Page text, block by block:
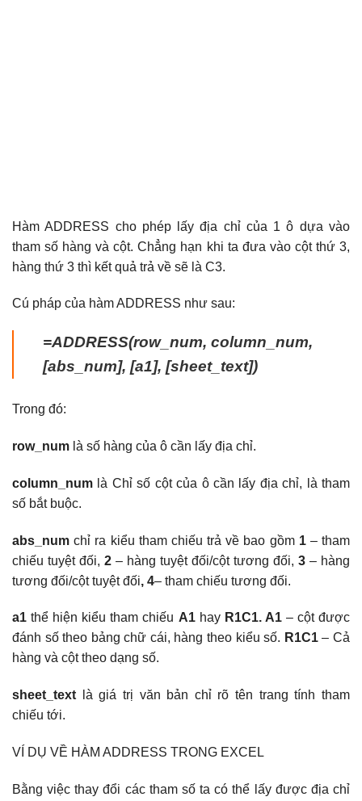
Hàm ADDRESS cho phép lấy địa chỉ của 1 ô dựa vào
tham số hàng và cột. Chẳng hạn khi ta đưa vào cột thứ 3,
hàng thứ 3 thì kết quả trả về sẽ là C3.
Cú pháp của hàm ADDRESS như sau:
=ADDRESS(row_num, column_num,
[abs_num], [a1], [sheet_text])
Trong đó:
row_num là số hàng của ô cần lấy địa chỉ.
column_num là Chỉ số cột của ô cần lấy địa chỉ, là tham
số bắt buộc.
abs_num chỉ ra kiểu tham chiếu trả về bao gồm 1 – tham
chiếu tuyệt đối, 2 – hàng tuyệt đối/cột tương đối, 3 – hàng
tương đối/cột tuyệt đối, 4– tham chiếu tương đối.
a1thể hiện kiểu tham chiếu A1 hay R1C1. A1 – cột được
đánh số theo bảng chữ cái, hàng theo kiểu số. R1C1– Cả
hàng và cột theo dạng số.
sheet_text là giá trị văn bản chỉ rõ tên trang tính tham
chiếu tới.
VÍ DỤ VỀ HÀM ADDRESS TRONG EXCEL
Bằng việc thay đổi các tham số ta có thể lấy được địa chỉ